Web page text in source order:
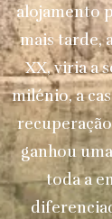
alojamento
mais tarde,
XX, viria a
milénio, a
ganhou
toda a